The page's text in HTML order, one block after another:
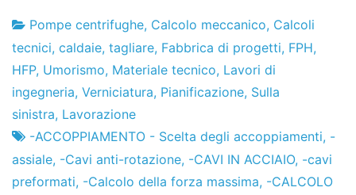
Fabbrica
di
progetti
7
il
dicembre
de
2012
Pompe centrifughe, Calcolo meccanico, Calcoli
tecnici, caldaie, tagliare, Fabbrica di progetti, FPH,
HFP, Umorismo, Materiale tecnico, Lavori di
ingegneria, Verniciatura, Pianificazione, Sulla
sinistra, Lavorazione
-ACCOPPIAMENTO - Scelta degli accoppiamenti, -
assiale, -Cavi anti-rotazione, -CAVI IN ACCIAIO, -cavi
preformati, -Calcolo della forza massima, -CALCOLO